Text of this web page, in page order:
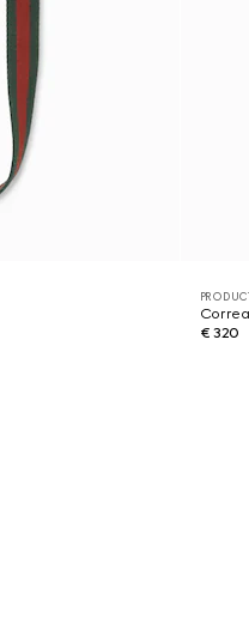
€ 320